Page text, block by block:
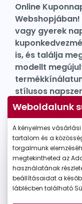
Online
vagy gyerek
is, és találja
modellt
stílusos
nemcsak
megmutatják
csak kevesen
kupont:
kedvezményt
Egy pillanat,
lehet új
Weboldalunk
A kényelmes
tartalom és a
forgalmunk
megtekintheted az
használatának
beállításaidat a
láblécben található